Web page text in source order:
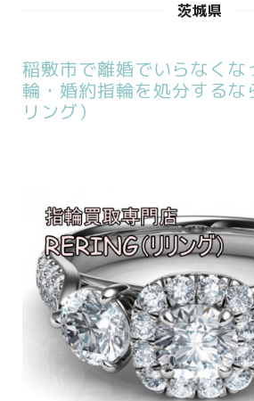
茨城県
稲敷市で離婚でいらなくな
輪・婚約指輪を処分するな
リング）